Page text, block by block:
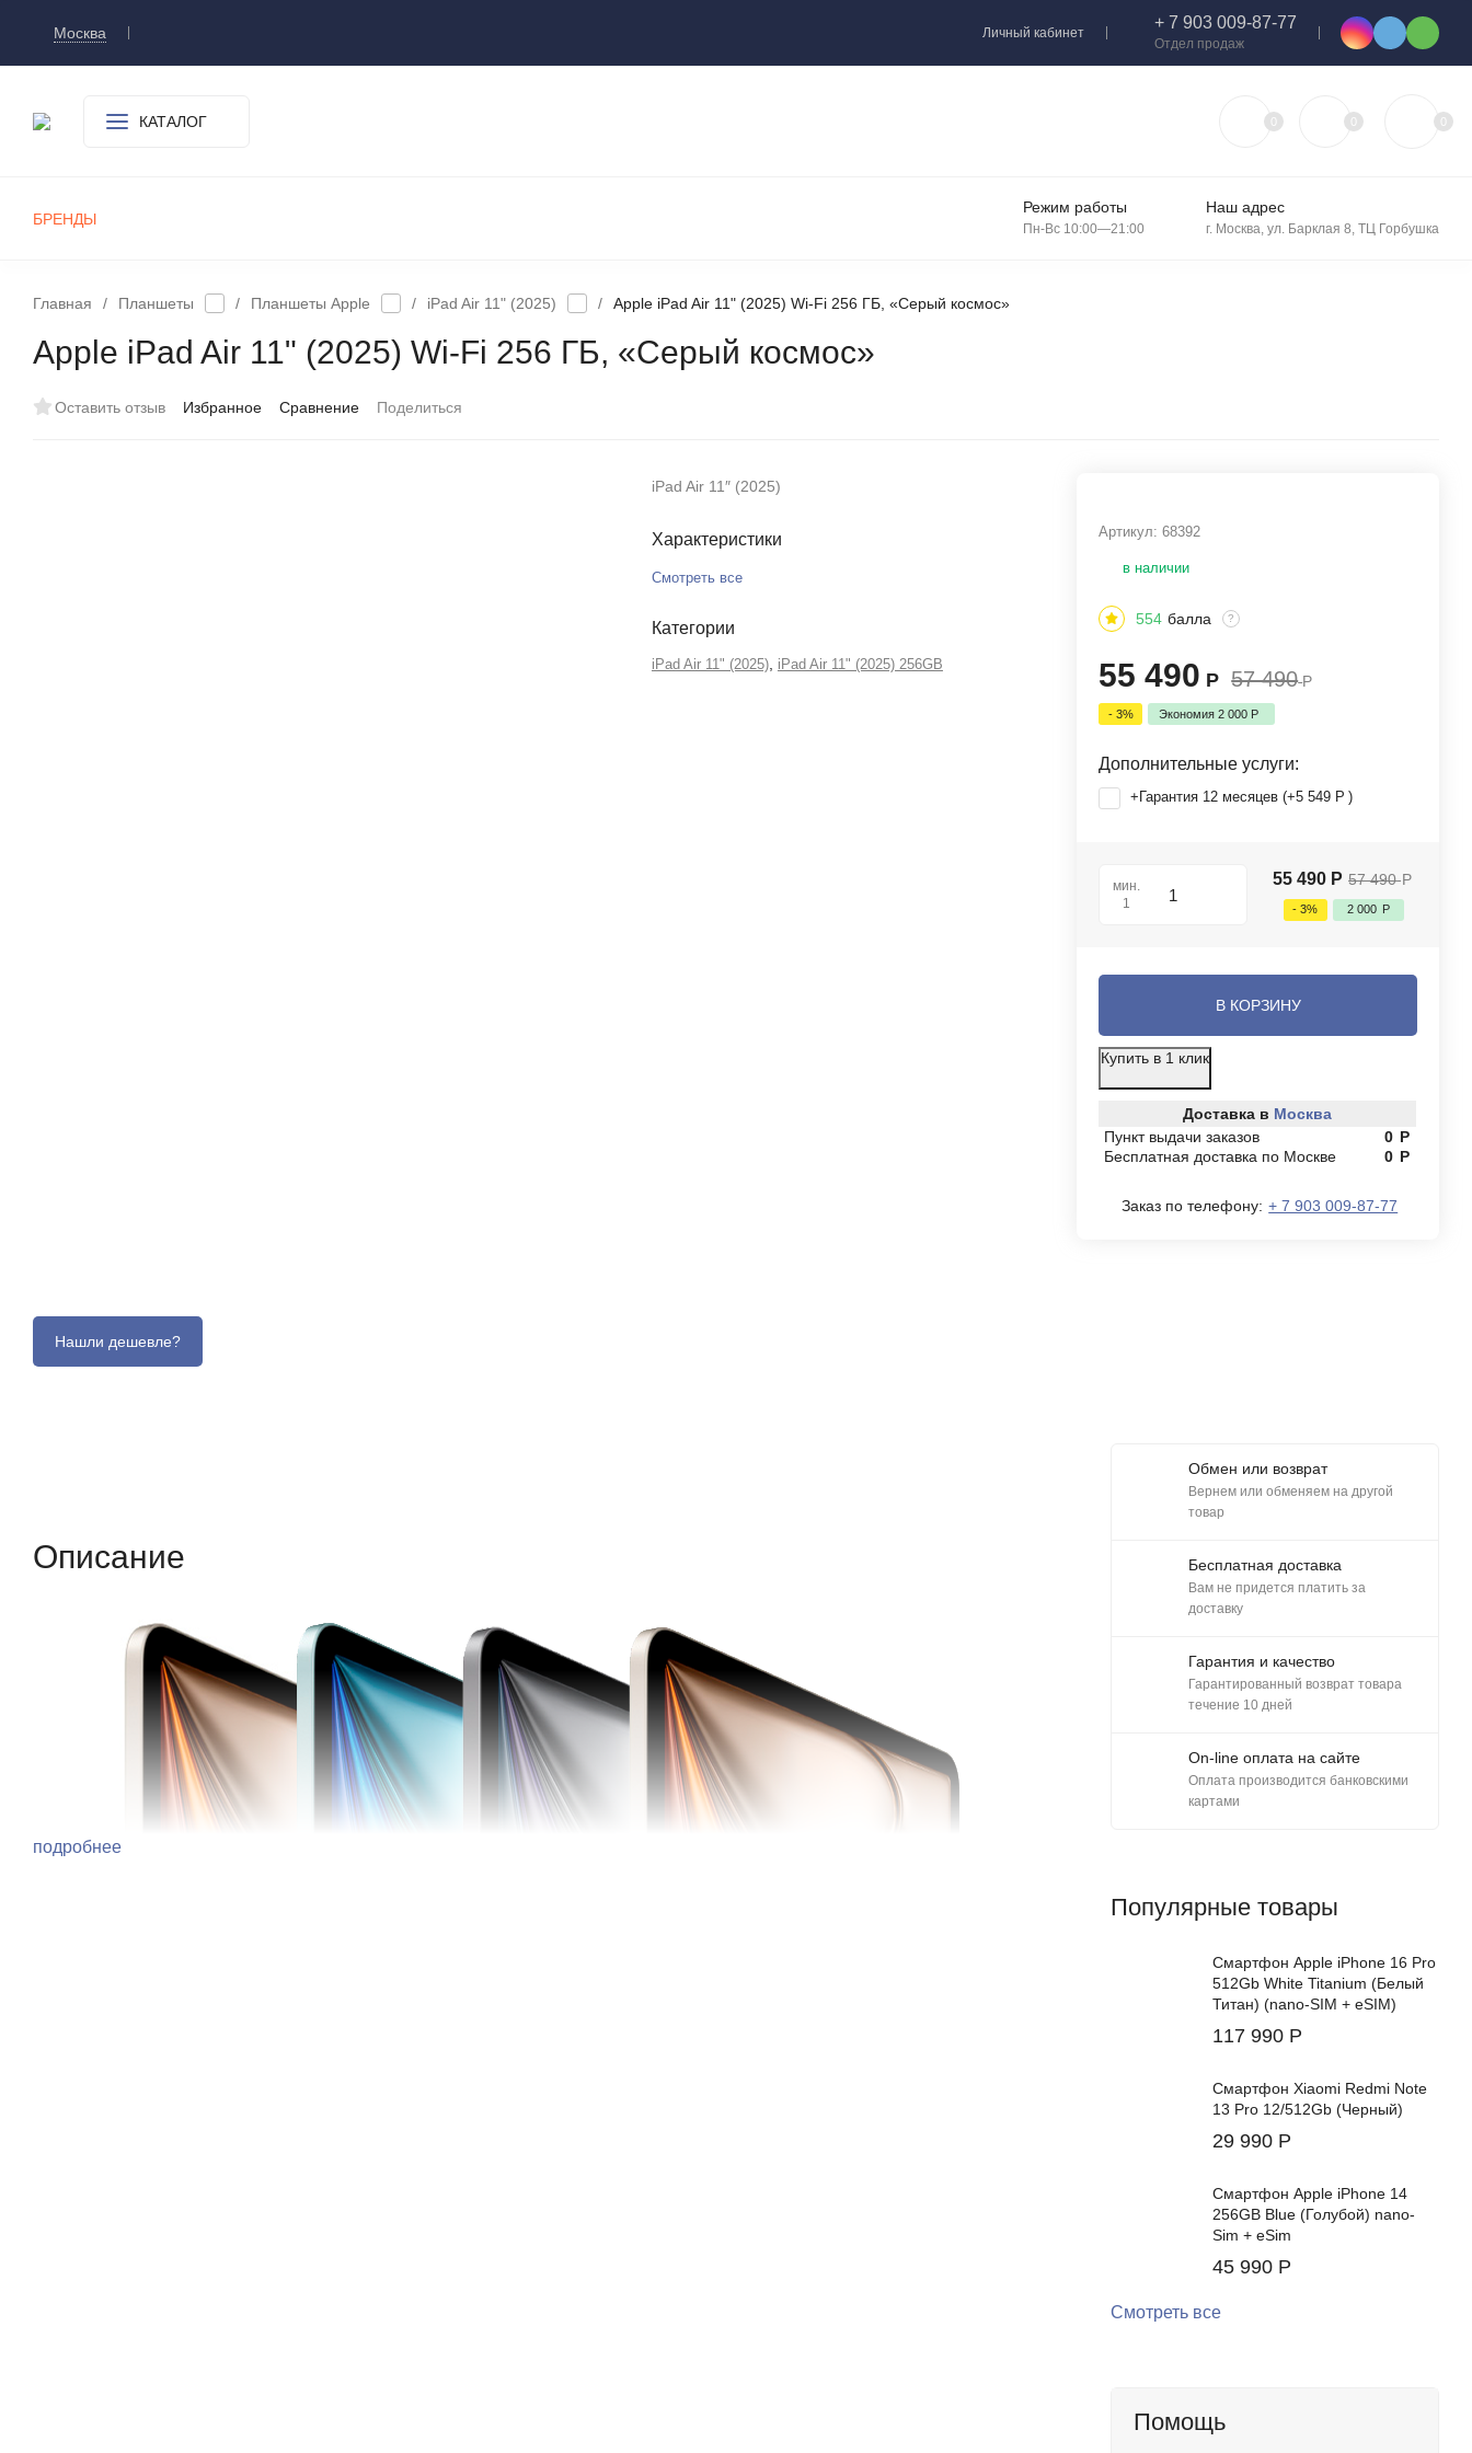
Москва Личный кабинет
+ 7 903 009-87-77
Отдел продаж
КАТАЛОГ 0 0 0
БРЕНДЫ
Режим работы
Пн-Вс 10:00—21:00
Наш адрес
г. Москва, ул. Барклая 8, ТЦ Горбушка
Главная / Планшеты / Планшеты Apple / iPad Air 11" (2025) / Apple iPad Air 11" (2025) Wi-Fi 256 ГБ, «Серый космос»
Apple iPad Air 11" (2025) Wi-Fi 256 ГБ, «Серый космос»
Оставить отзыв Избранное Сравнение Поделиться
iPad Air 11″ (2025)
Характеристики
Смотреть все
Категории
iPad Air 11" (2025), iPad Air 11" (2025) 256GB
Артикул:68392
в наличии
554 балла ?
55 490 Р 57 490 Р
- 3% Экономия2 000 Р
Дополнительные услуги:
+Гарантия 12 месяцев (+5 549 Р )
мин.
1
55 490 Р 57 490 Р
- 3% 2 000 Р
В КОРЗИНУ
Купить в 1 клик
Доставка в Москва
Пункт выдачи заказов
0 Р
Бесплатная доставка по Москве
0 Р
Заказ по телефону: + 7 903 009-87-77
Описание
подробнее
Обмен или возврат
Вернем или обменяем на другой
товар
Бесплатная доставка
Вам не придется платить за
доставку
Гарантия и качество
Гарантированный возврат товара
течение 10 дней
On-line оплата на сайте
Оплата производится банковскими
картами
Популярные товары
Смартфон Apple iPhone 16 Pro
512Gb White Titanium (Белый
Титан) (nano-SIM + eSIM)
117 990 Р
Смартфон Xiaomi Redmi Note
13 Pro 12/512Gb (Черный)
29 990 Р
Смартфон Apple iPhone 14
256GB Blue (Голубой) nano-
Sim + eSim
45 990 Р
Смотреть все
Помощь